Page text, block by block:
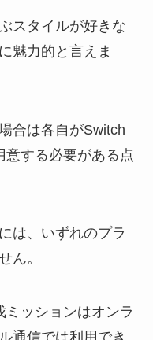
スタイルが好きな
魅力的と言えま
合は各自がSwitch
する必要がある点
は、いずれのプラ
ん。
ッションはオンラ